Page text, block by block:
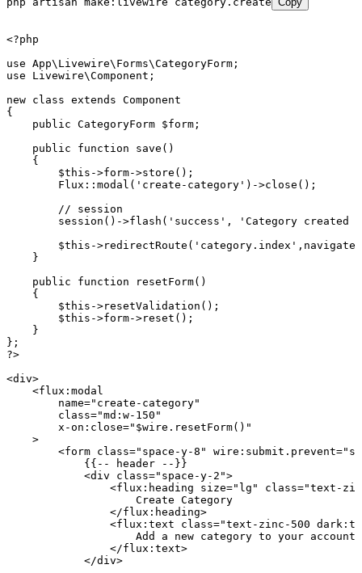
<?php
use App\ Livewire\ Forms\CategoryForm ;
use Livewire\Component ;
new class extends Component
{
    public
CategoryForm $form;
    public
function save ()
    {
        $this
->form->store () ;
        Flux
:: modal ( 'create-category' ) ->close () ;
        // session
        session
() ->flash ( 'success' ,
'Category created
        $this
->redirectRoute ( 'category.index' , navigate
    }
    public
function resetForm()
    {
        $this
->resetValidation () ;
        $this
->form->reset () ;
    }
};
?>
<div>
    <
flux : modal
        name
="create-category"
        class=
"md:w-150"
        x
-on : close=" $wire .resetForm()"
    >
        <
form class="space-y-8" wire : submit . prevent=
            {{
-- header -- }}
            <
div class="space-y-2">
                <
flux : heading size="lg" class="text-
                    Create
Category
                </
flux : heading>
                <
flux : text class="text-zinc-500
                    Add
a new category to your account
                </
flux : text>
            </
div>